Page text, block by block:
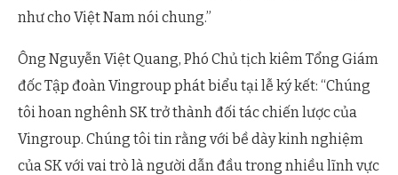
như cho Việt Nam nói chung.”
Ông Nguyễn Việt Quang, Phó Chủ tịch kiêm Tổng Giám
đốc Tập đoàn Vingroup phát biểu tại lễ ký kết: “Chúng
tôi hoan nghênh SK trở thành đối tác chiến lược của
Vingroup. Chúng tôi tin rằng với bề dày kinh nghiệm
của SK với vai trò là người dẫn đầu trong nhiều lĩnh vực